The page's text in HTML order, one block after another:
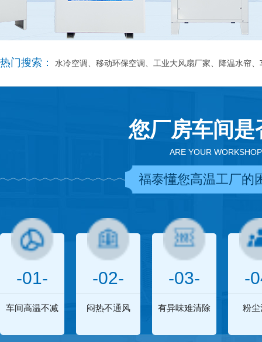
热门搜索： 水冷空调、移动环保空调、工业大风扇厂家、降温水帘
您厂房车间
ARE YOUR
福泰懂您高温工厂的
-01-
车间高温不减
-02-
闷热不通风
-03-
有异味难清除
-
粉尘